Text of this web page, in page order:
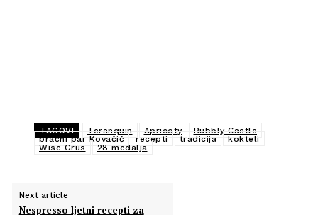
TAGOVI Teranquin Apricoty
Bubbly Castle
bračni par Kovačič
recepti tradicija
kokteli
Wise Grus
28 medalja
Next article
Nespresso ljetni recepti za